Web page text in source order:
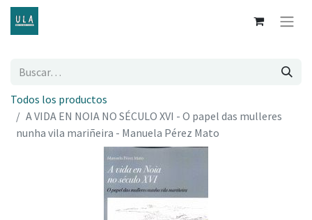
Todos los productos
A VIDA EN NOIA NO SÉCULO XVI - O papel das mulleres
nunha vila mariñeira - Manuela Pérez Mato